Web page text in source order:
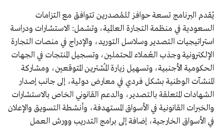
يُقدم البرنامج تسعة حوافز للمُصدرين تتوافق مع التزامات
السعودية في منظمة التجارة العالمية، وتشمل: الاستشارات ودراسة
استراتيجيات التصدير وسلاسل التوريد، والإدراج في منصات التجارة
الإلكترونية وجذب العُملاء المحتملين، وتسجيل المنتجات في الجهات
الحكومية الأجنبية، وتسهيل زيارة المُشترين المتوقعين، ومشاركة
المنشآت الوطنية بشكل فردي في معارض دولية، إلى جانب إصدار
الشهادات المتعلقة بالتصدير، والدعم القانوني الخاص بالاستشارات
والخبرات القانونية في الأسواق المستهدفة، وأنشطة التسويق والإعلان
في الأسواق الخارجية، إضافة إلى برامج التدريب وورش العمل